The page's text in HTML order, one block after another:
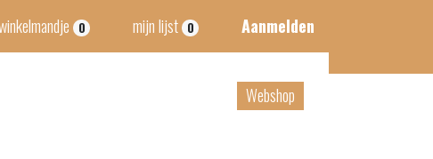
0 mijn lijst 0 Aanmelden
Webshop